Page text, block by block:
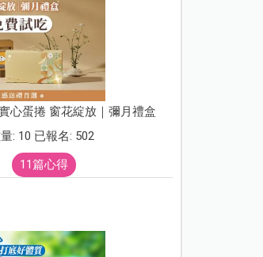
心蛋捲 窗花綻放｜彌月禮盒
: 10 已報名: 502
11篇心得